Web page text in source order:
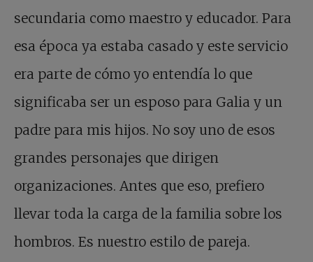
secundaria como maestro y educador. Para
esa época ya estaba casado y este servicio
era parte de cómo yo entendía lo que
significaba ser un esposo para Galia y un
padre para mis hijos. No soy uno de esos
grandes personajes que dirigen
organizaciones. Antes que eso, prefiero
llevar toda la carga de la familia sobre los
hombros. Es nuestro estilo de pareja.